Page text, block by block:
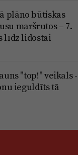
plāno būtiskas
maršrutos – 7.
līdz lidostai
"top!" veikals -
ieguldīts tā